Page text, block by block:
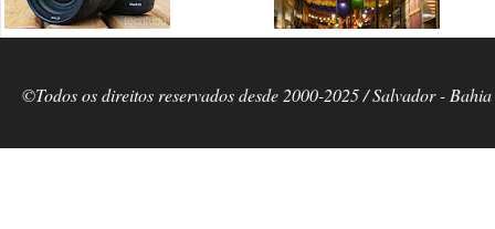
©Todos os direitos reservados desde 2000-2025 / Salvador -